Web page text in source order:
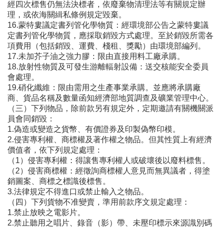
經四次標售仍無法決標者，依廢棄物清理法等有關規定辦
理，或依海關緝私條例規定毀棄。
16.蒙特婁議定書列管化學物質：經環境部公告之蒙特婁議
定書列管化學物質，應採取銷毀方式處理。至於銷毀所需各
項費用（包括銷毀、運費、棧租、獎勵）由環境部編列。
17.未加芥子油之強力膠：限由直接用料工廠承購。
18.放射性物質及可發生游離輻射設備：送交核能安全委員
會處理。
19.硝化纖維：限由需用之生產事業承購。並應將承購廠
商、貨品名稱及數量函知經濟部地質調查及礦業管理中心。
（三）下列物品，除前款另有規定外，定期邀請有關機關派
員會同銷毀：
1.偽造或變造之貨幣、有價證券及印製偽幣印模。
2.侵害專利權、商標權及著作權之物品。但其性質上有經濟
價值者，依下列規定處理：
（1）侵害專利權：得讓售專利權人或破壞後以廢料標售。
（2）侵害商標權：經徵詢商標權人意見而無異議者，得塗
銷圖案、商標之標識後標售。
3.法律規定不得進口或禁止輸入之物品。
（四）下列貨物不准變賣，準用前款序文規定處理：
1.禁止放映之電影片。
2.禁止聽用之唱片、錄音（影）帶、未壓印標示來源識別碼